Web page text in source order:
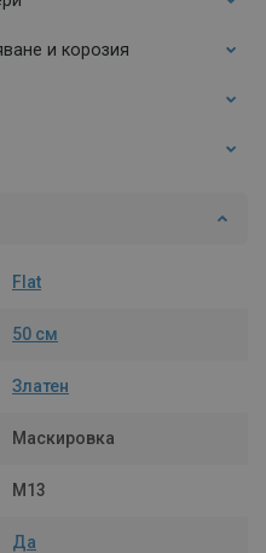
и корозия
Flat
50 см
Златен
Маскировка
M13
Да